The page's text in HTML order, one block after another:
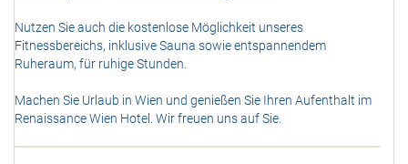
Nutzen Sie auch die kostenlose Möglichkeit unseres
Fitnessbereichs, inklusive Sauna sowie entspannendem
Ruheraum, für ruhige Stunden.
Machen Sie Urlaub in Wien und genießen Sie Ihren Aufenthalt im
Renaissance Wien Hotel. Wir freuen uns auf Sie.